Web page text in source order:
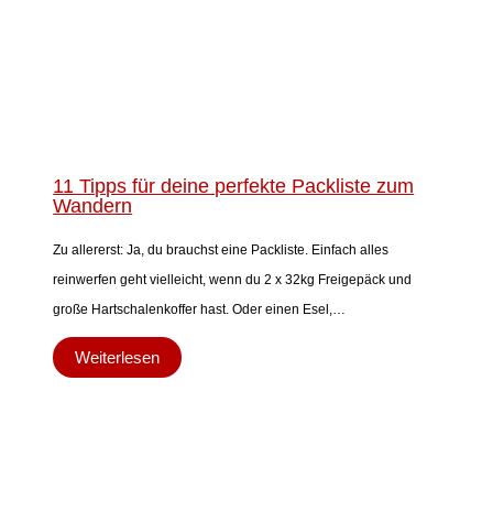
11 Tipps für deine perfekte Packliste zum
Wandern
Zu allererst: Ja, du brauchst eine Packliste. Einfach alles
reinwerfen geht vielleicht, wenn du 2 x 32kg Freigepäck und
große Hartschalenkoffer hast. Oder einen Esel,…
Weiterlesen